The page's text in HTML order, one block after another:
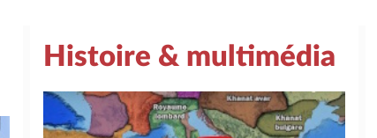
Histoire & multimédia